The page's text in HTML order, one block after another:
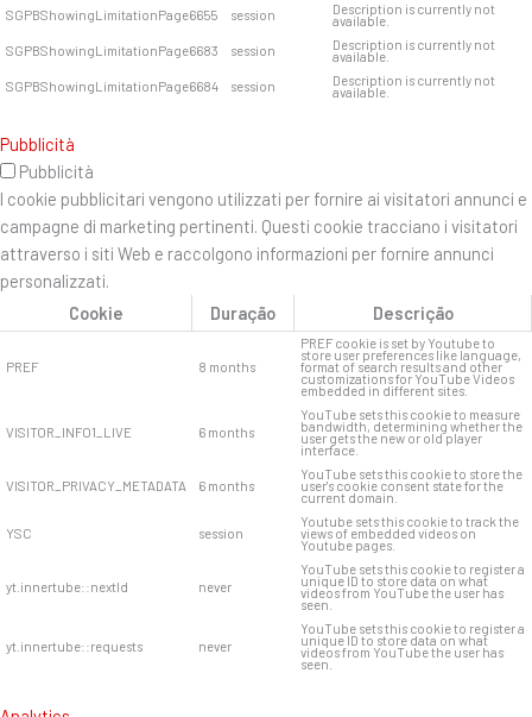
SGPBShowingLimitationPage6655
session Description is currently not
available.
SGPBShowingLimitationPage6683
session Description is currently not
available.
SGPBShowingLimitationPage6684
session Description is currently not
available.
Pubblicità
Pubblicità
I cookie pubblicitari vengono utilizzati per fornire ai visitatori annunci e
campagne di marketing pertinenti. Questi cookie tracciano i visitatori
attraverso i siti Web e raccolgono informazioni per fornire annunci
personalizzati.
Cookie
Duração Descrição
PREF 8 months
PREF cookie is set by Youtube to
store user preferences like language,
format of search results and other
customizations for YouTube Videos
embedded in different sites.
VISITOR_INFO1_LIVE 6 months
YouTube sets this cookie to measure
bandwidth, determining whether the
user gets the new or old player
interface.
VISITOR_PRIVACY_METADATA 6 months
YouTube sets this cookie to store the
user's cookie consent state for the
current domain.
YSC session
Youtube sets this cookie to track the
views of embedded videos on
Youtube pages.
yt.innertube::nextId never
YouTube sets this cookie to register a
unique ID to store data on what
videos from YouTube the user has
seen.
yt.innertube::requests never
YouTube sets this cookie to register a
unique ID to store data on what
videos from YouTube the user has
seen.